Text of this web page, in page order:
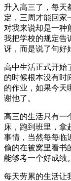
升入高三了，每天
定，三周才能回家
对我来说却是一种
我把学校的规定告
讶，而是说了句好
高中生活正式开始
的时候根本没有时
的作业，如果今天
谢他了。
高三的生活只有一
床，跑到班里，拿
事情，当然每每临
偷的在被窝里看书
能够考一个好成绩。
每天劳累的生活让